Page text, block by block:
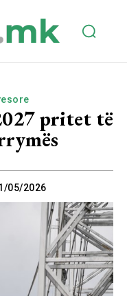
pritet të
05/2026